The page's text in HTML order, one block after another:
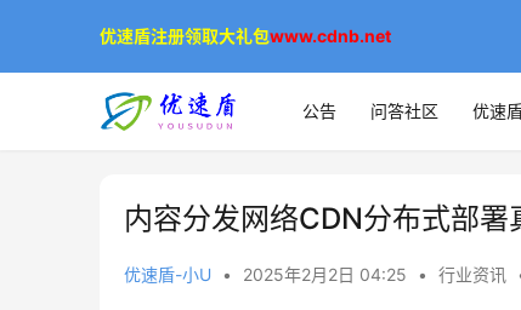
公告 问答社区 优速
内容分发网络CDN分布式部署
优速盾-小U • 2025年2月2日 04:25 • 行业资讯
优速盾注册领取大礼包www.cdnb.net